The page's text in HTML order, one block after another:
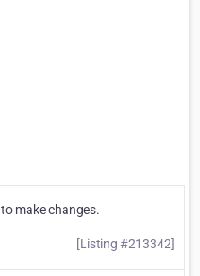
to make changes.
[Listing #213342]